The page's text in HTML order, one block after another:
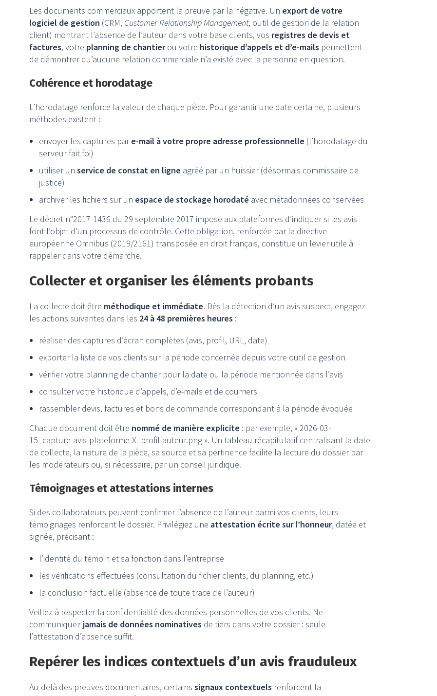
Les documents commerciaux apportent la preuve par la négative. Un export de votre
logiciel de gestion (CRM, Customer Relationship Management, outil de gestion de la relation
client) montrant l’absence de l’auteur dans votre base clients, vos registres de devis et
factures, votre planning de chantierou votre historique d’appels et d’e-mails permettent
de démontrer qu’aucune relation commerciale n’a existé avec la personne en question.
Cohérence et horodatage
L’horodatage renforce la valeur de chaque pièce. Pour garantir une date certaine, plusieurs
méthodes existent :
envoyer les captures pare-mail à votre propre adresse professionnelle (l’horodatage du
serveur fait foi)
utiliser un service de constat en ligne agréé par un huissier (désormais commissaire de
justice)
archiver les fichiers sur un espace de stockage horodaté avec métadonnées conservées
Le décret n°2017-1436 du 29 septembre 2017 impose aux plateformes d’indiquer si les avis
font l’objet d’un processus de contrôle. Cette obligation, renforcée par la directive
européenne Omnibus (2019/2161) transposée en droit français, constitue un levier utile à
rappeler dans votre démarche.
Collecter et organiser les éléments probants
La collecte doit être méthodique et immédiate. Dès la détection d’un avis suspect, engagez
les actions suivantes dans les 24 à 48 premières heures :
réaliser des captures d’écran complètes (avis, profil, URL, date)
exporter la liste de vos clients sur la période concernée depuis votre outil de gestion
vérifier votre planning de chantier pour la date ou la période mentionnée dans l’avis
consulter votre historique d’appels, d’e-mails et de courriers
rassembler devis, factures et bons de commande correspondant à la période évoquée
Chaque document doit être nommé de manière explicite : par exemple, « 2026-03-
15_capture-avis-plateforme-X_profil-auteur.png ». Un tableau récapitulatif centralisant la date
de collecte, la nature de la pièce, sa source et sa pertinence facilite la lecture du dossier par
les modérateurs ou, si nécessaire, par un conseil juridique.
Témoignages et attestations internes
Si des collaborateurs peuvent confirmer l’absence de l’auteur parmi vos clients, leurs
témoignages renforcent le dossier. Privilégiez une attestation écrite sur l’honneur, datée et
signée, précisant :
l’identité du témoin et sa fonction dans l’entreprise
les vérifications effectuées (consultation du fichier clients, du planning, etc.)
la conclusion factuelle (absence de toute trace de l’auteur)
Veillez à respecter la confidentialité des données personnelles de vos clients. Ne
communiquez jamais de données nominatives de tiers dans votre dossier : seule
l’attestation d’absence suffit.
Repérer les indices contextuels d’un avis frauduleux
Au-delà des preuves documentaires, certains signaux contextuels renforcent la